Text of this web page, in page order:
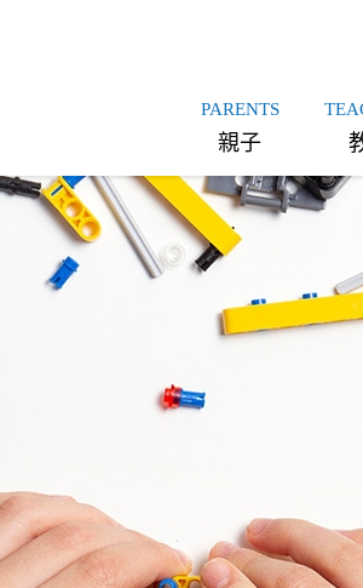
PARENTS
親子